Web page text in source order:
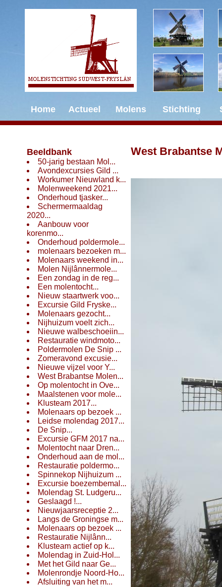
Home Actueel Molens Stichting
Beeldbank
50-jarig bestaan Mol...
Avondexcursies Gild ...
Workumer Nieuwland k...
Molenweekend 2021...
Onderhoud tjasker...
Schermermaaldag
2020...
Aanbouw voor
korenmo...
Onderhoud poldermole...
molenaars bezoeken m...
Molenaars weekend in...
Molen Nijlânnermole...
Een zondag in de reg...
Een molentocht...
Nieuw staartwerk voo...
Excursie Gild Fryske...
Molenaars gezocht...
Nijhuizum voelt zich...
Nieuwe walbeschoeiin...
Restauratie windmoto...
Poldermolen De Snip ...
Zomeravond excusie...
Nieuwe vijzel voor Y...
West Brabantse Molen...
Op molentocht in Ove...
Maalstenen voor mole...
Klusteam 2017...
Molenaars op bezoek ...
Leidse molendag 2017...
De Snip...
Excursie GFM 2017 na...
Molentocht naar Dren...
Onderhoud aan de mol...
Restauratie poldermo...
Spinnekop Nijhuizum ...
Excursie boezembemal...
Molendag St. Ludgeru...
Geslaagd !...
Nieuwjaarsreceptie 2...
Langs de Groningse m...
Molenaars op bezoek ...
Restauratie Nijlânn...
Klusteam actief op k...
Molendag in Zuid-Hol...
Met het Gild naar Ge...
Molenrondje Noord-Ho...
Afsluiting van het m...
West Brabantse